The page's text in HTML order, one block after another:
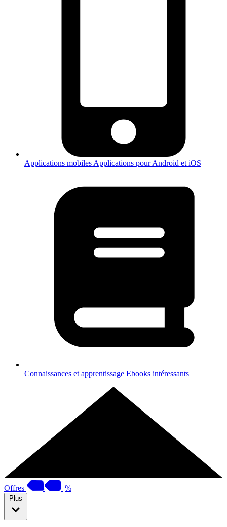
Applications mobiles Applications pour Android et iOS
Connaissances et apprentissage Ebooks intéressants
Offres %
Plus